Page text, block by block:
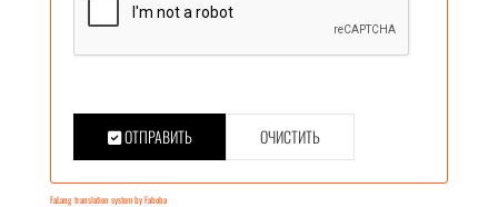
ОТПРАВИТЬ ОЧИСТИТЬ
FaLang translation system by Faboba